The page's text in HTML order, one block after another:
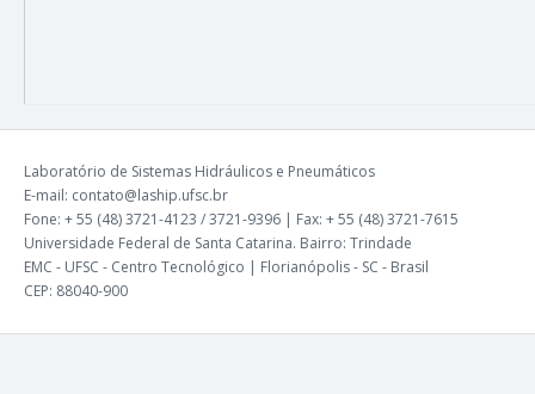
Laboratório de Sistemas Hidráulicos e Pneumáticos
E-mail: contato@laship.ufsc.br
Fone: + 55 (48) 3721-4123 / 3721-9396 | Fax: + 55 (48) 3721-7615
Universidade Federal de Santa Catarina. Bairro: Trindade
EMC - UFSC - Centro Tecnológico | Florianópolis - SC - Brasil
CEP: 88040-900